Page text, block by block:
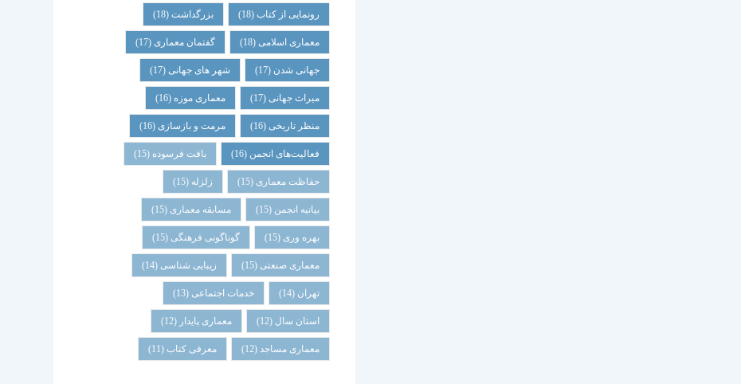
رونمایی از کتاب(18) بزرگداشت(18)
معماری اسلامی(18) گفتمان معماری(17)
جهانی شدن (17) شهر های جهانی(17)
میراث جهانی(17) معماری موزه (16)
منظر تاریخی(16) مرمت و بازسازی(16)
فعالیت‌های انجمن (16) بافت فرسوده (15)
حفاظت معماری (15) زلزله (15)
بیانیه انجمن (15) مسابقه معماری (15)
بهره وری (15) گوناگونی فرهنگی (15)
معماری صنعتی (15) زیبایی شناسی (14)
تهران (14) خدمات اجتماعی (13)
استان سال (12) معماری پایدار (12)
معماری مساجد(12) معرفی کتاب (11)